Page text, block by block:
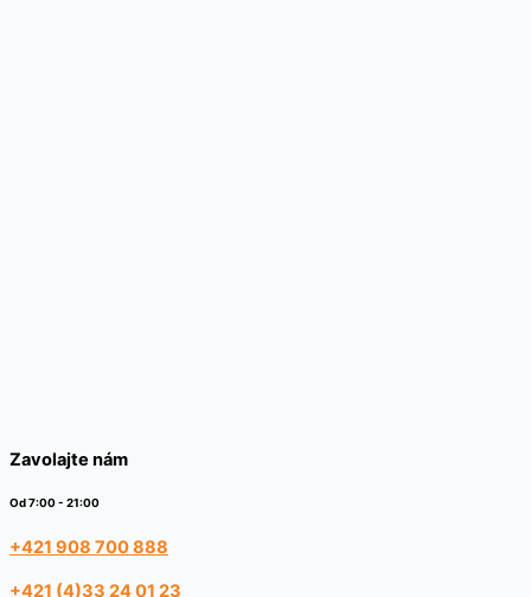
Zavolajte nám
Od 7:00 - 21:00
+421 908 700 888
+421 (4)33 24 01 23